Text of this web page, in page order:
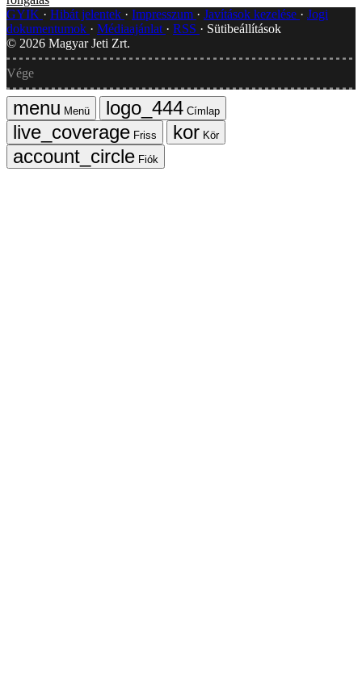
GYIK
Hibát jelentek Impresszum Javítások kezelése
Jogi
dokumentumok
Médiaajánlat RSS
Sütibeállítások
© 2026 Magyar Jeti Zrt.
Vége
Menü
Címlap
Friss
Kör
Fiók